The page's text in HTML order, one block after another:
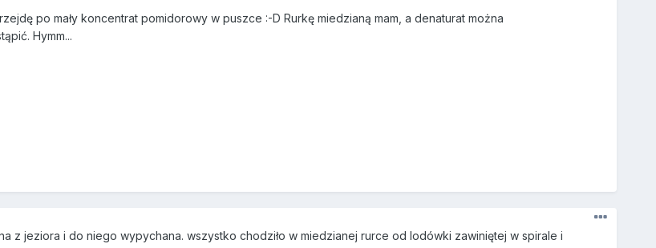
po mały koncentrat pomidorowy w puszce :-D Rurkę miedzianą mam, a denaturat można
Hymm...
z jeziora i do niego wypychana. wszystko chodziło w miedzianej rurce od lodówki zawiniętej w spirale i